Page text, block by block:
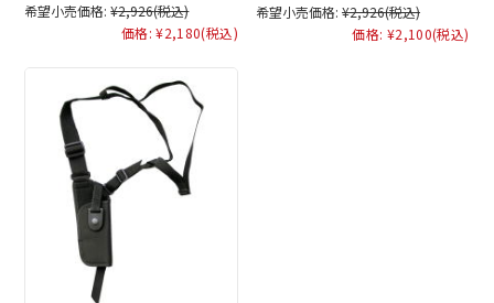
希望小売価格: ¥2,926(税込)
価格: ¥2,180(税込)
希望小売価格: ¥2,926(税込)
価格: ¥2,100(税込)